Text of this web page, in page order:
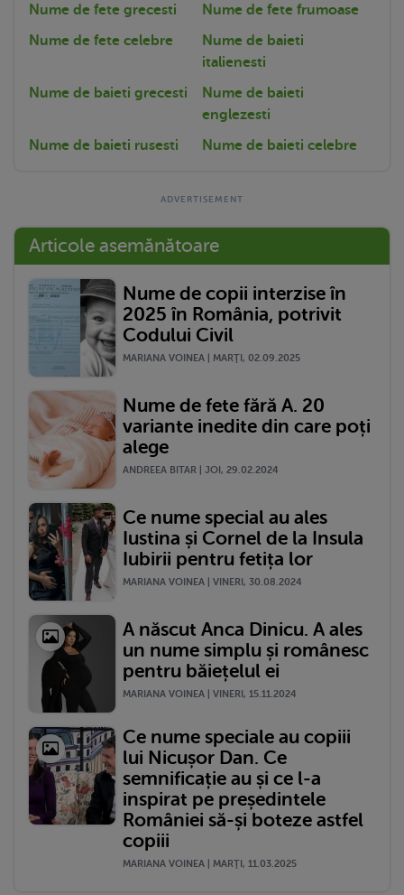
Nume de fete grecesti
Nume de fete frumoase
Nume de fete celebre
Nume de baieti
italienesti
Nume de baieti grecesti
Nume de baieti
englezesti
Nume de baieti rusesti
Nume de baieti celebre
Articole asemănătoare
Nume de copii interzise în
2025 în România, potrivit
Codului Civil
MARIANA VOINEA | MARŢI, 02.09.2025
Nume de fete fără A. 20
variante inedite din care poți
alege
ANDREEA BITAR | JOI, 29.02.2024
Ce nume special au ales
Iustina și Cornel de la Insula
Iubirii pentru fetița lor
MARIANA VOINEA | VINERI, 30.08.2024
A născut Anca Dinicu. A ales
un nume simplu și românesc
pentru băiețelul ei
MARIANA VOINEA | VINERI, 15.11.2024
Ce nume speciale au copiii
lui Nicușor Dan. Ce
semnificație au și ce l-a
inspirat pe președintele
României să-și boteze astfel
copiii
MARIANA VOINEA | MARŢI, 11.03.2025